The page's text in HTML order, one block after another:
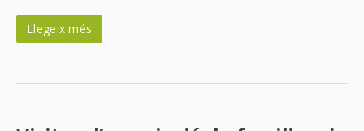
Llegeix més